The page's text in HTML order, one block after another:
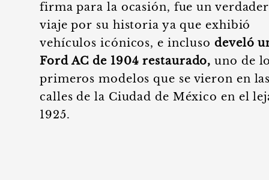
firma para la ocasión, fue un
viaje por su historia ya que exhibió
vehículos icónicos, e incluso develó
Ford AC de 1904 restaurado, uno de
primeros modelos que se vieron en
calles de la Ciudad de México en el
1925.